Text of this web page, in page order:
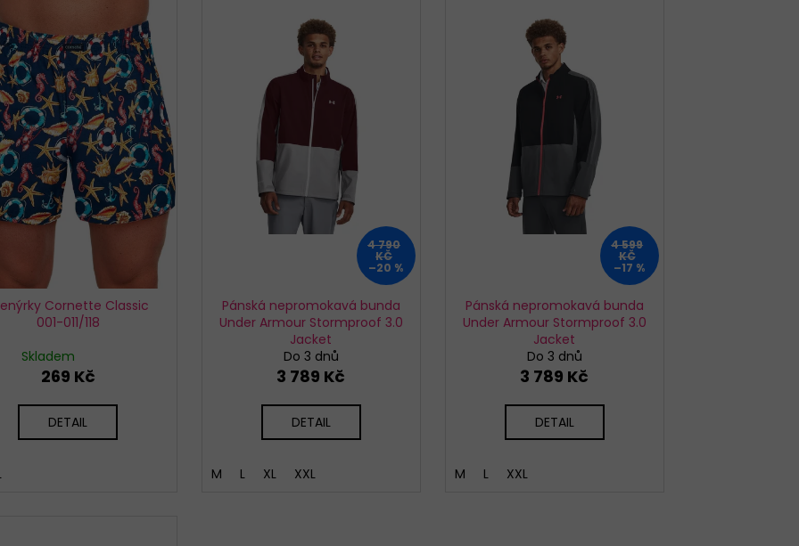
Cornette Classic
001-011/118
Skladem
269 Kč
DETAIL
4 790
KČ
–20 %
Pánská nepromokavá bunda
Under Armour Stormproof 3.0
Jacket
Do 3 dnů
3 789 Kč
DETAIL
M L XL XXL
4 599
KČ
–17 %
Pánská nepromokavá bunda
Under Armour Stormproof 3.0
Jacket
Do 3 dnů
3 789 Kč
DETAIL
M L XXL